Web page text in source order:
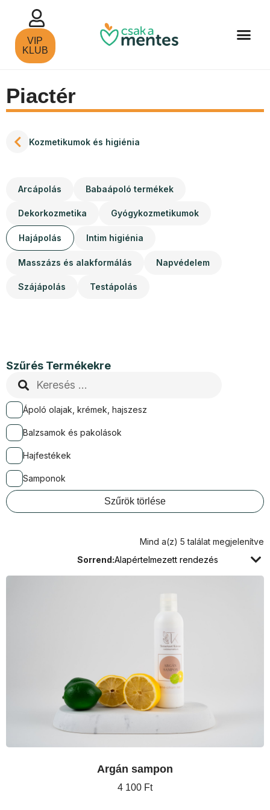
VIP
KLUB
Piactér
Kozmetikumok és higiénia
Arcápolás Babaápoló termékek
Dekorkozmetika Gyógykozmetikumok
Hajápolás Intim higiénia
Masszázs és alakformálás Napvédelem
Szájápolás Testápolás
Szűrés Termékekre
Ápoló olajak, krémek, hajszesz
Balzsamok és pakolások
Hajfestékek
Samponok
Mind a(z) 5 találat megjelenítve
Sorrend
Argán sampon
4 100 Ft